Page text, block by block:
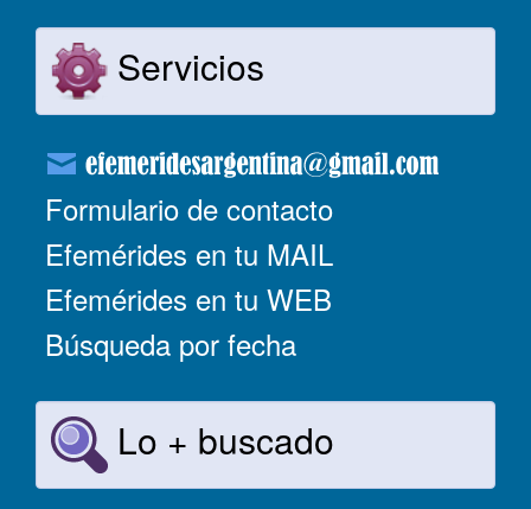
Servicios
Formulario de contacto
Efemérides en tu MAIL
Efemérides en tu WEB
Búsqueda por fecha
Lo + buscado